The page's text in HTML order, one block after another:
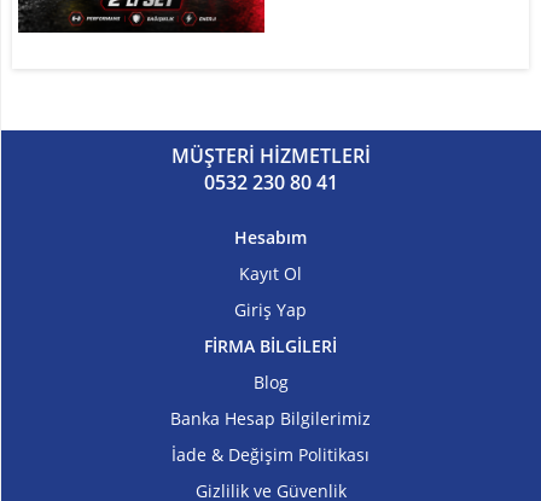
Kilo
ve
MÜŞTERİ HİZMETLERİ
0532 230 80 41
Hesabım
Kayıt Ol
Giriş Yap
FİRMA BİLGİLERİ
Blog
Banka Hesap Bilgilerimiz
İade & Değişim Politikası
Gizlilik ve Güvenlik